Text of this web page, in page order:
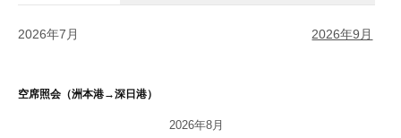
2026年7月 2026年9月
空席照会（洲本港→深日港）
2026年8月